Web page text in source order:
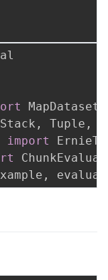
Stack , Tuple ,
import
,